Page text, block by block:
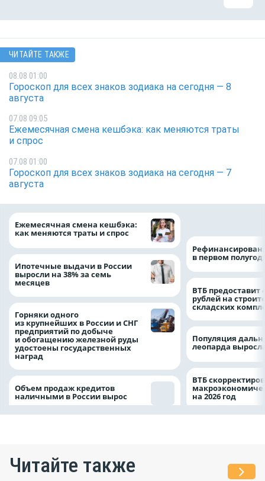
ЧИТАЙТЕ ТАКЖЕ
08.08 01:00
Гороскоп для всех знаков зодиака на сегодня — 8
августа
07.08 09:05
Ежемесячная смена кешбэка: как меняются траты
и спрос
07.08 01:00
Гороскоп для всех знаков зодиака на сегодня — 7
августа
Ежемесячная смена кешбэка:
как меняются траты и спрос
Ипотечные выдачи в России
выросли на 38% за семь
месяцев
Горняки одного
из крупнейших в России и СНГ
предприятий по добыче
и обогащению железной руды
удостоены государственных
наград
Объем продаж кредитов
наличными в России вырос
в первом
ВТБ предоставит
рублей на
складских
Популяция
леопарда
ВТБ
на 2026 год
Читайте также